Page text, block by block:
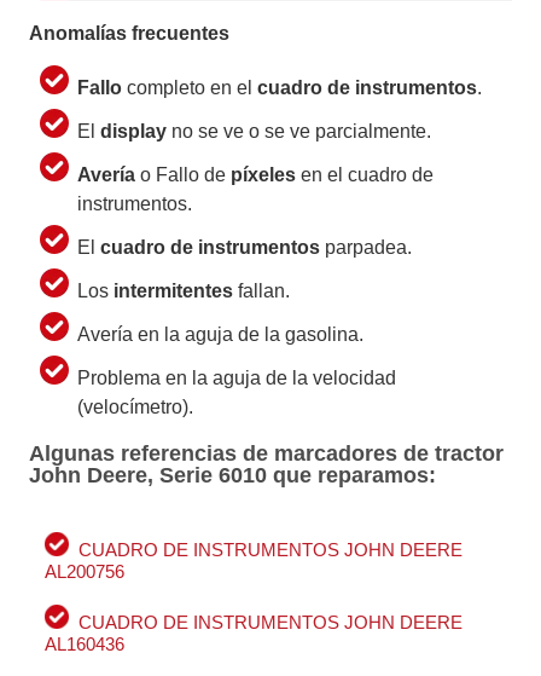
Anomalías frecuentes
Fallocompleto en el cuadro de instrumentos.
El display no se ve o se ve parcialmente.
Averíao Fallo de píxelesen el cuadro de
instrumentos.
El cuadro de instrumentosparpadea.
Los intermitentesfallan.
Avería en la aguja de la gasolina.
Problema en la aguja de la velocidad
(velocímetro).
Algunas referencias de marcadores de tractor
John Deere, Serie 6010 que reparamos:
CUADRO DE INSTRUMENTOS JOHN DEERE
AL200756
CUADRO DE INSTRUMENTOS JOHN DEERE
AL160436